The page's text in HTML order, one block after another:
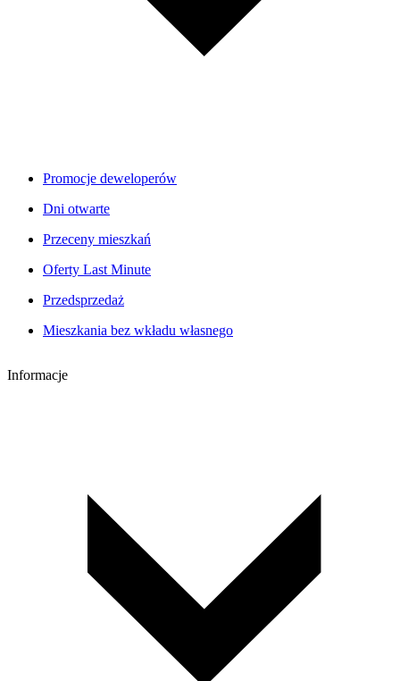
Promocje deweloperów
Dni otwarte
Przeceny mieszkań
Oferty Last Minute
Przedsprzedaż
Mieszkania bez wkładu własnego
Informacje